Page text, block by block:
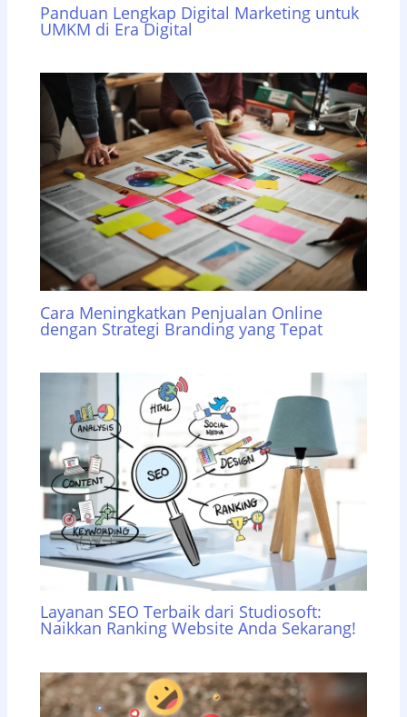
Panduan Lengkap Digital Marketing untuk
UMKM di Era Digital
Cara Meningkatkan Penjualan Online
dengan Strategi Branding yang Tepat
Layanan SEO Terbaik dari Studiosoft:
Naikkan Ranking Website Anda Sekarang!